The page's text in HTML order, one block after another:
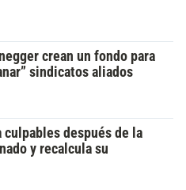
crean un fondo para
sindicatos aliados
culpables después de la
y recalcula su